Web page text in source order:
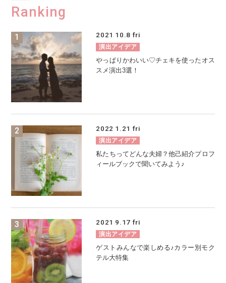
Ranking
2021 10.8 fri
演出アイデア
やっぱりかわいい♡チェキを使ったオス
スメ演出3選！
2022 1.21 fri
演出アイデア
私たちってどんな夫婦？他己紹介プロフ
ィールブックで聞いてみよう♪
2021 9.17 fri
演出アイデア
ゲストみんなで楽しめる♪カラー別モク
テル大特集